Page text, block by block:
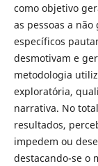
como objetivo
as pessoas a
específicos
desmotivam e
metodologia
exploratória,
narrativa. No
resultados,
impedem ou
destacando-se o